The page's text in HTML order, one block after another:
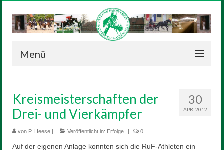
Menü
Verein
Vorstand
Geschichte
30
APR. 2012
Kreismeisterschaften der
Drei- und Vierkämpfer
von P. Heese | Veröffentlicht in: Erfolge | 0
Auf der eigenen Anlage konnten sich die RuF-Athleten ein